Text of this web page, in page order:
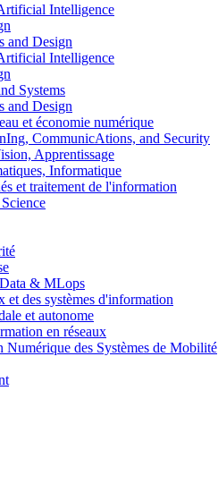
Intelligence
and Design
Intelligence
Systems
and Design
et économie numérique
CommunicAtions, and Security
Apprentissage
Informatique
et traitement de l'information
& MLops
et des systèmes d'information
et autonome
en réseaux
des Systèmes de Mobilité